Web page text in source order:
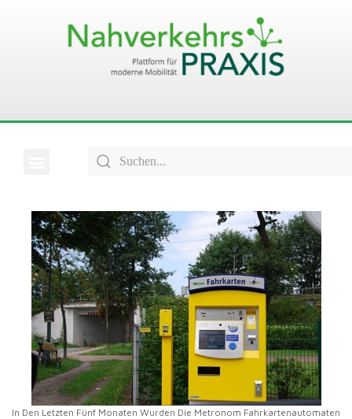
In Den Letzten Fünf Monaten Wurden Die Metronom Fahrkartenautomaten